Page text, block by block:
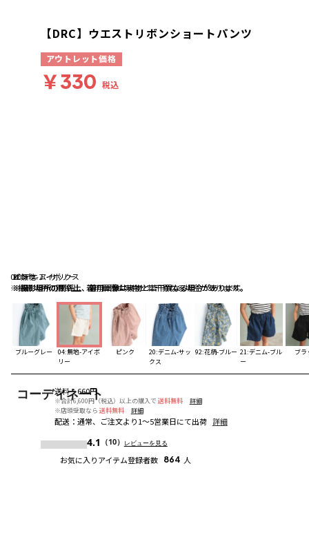
04:無地-アイボリー
※撮影場所の関係上、着用画像は実物と若干異なる場合があります。
ピンク
※撮影場所の関係上、着用画像は実物と若干異なる場合があります。
20:デニム-サックス
※撮影場所の関係上、着用画像は実物と若干異なる場合があります。
ブルーグレー
04:無地-アイボ
リー
ピンク
20:デニム-サッ
クス
92:花柄-ブルー 21:デニム-ブル
ー
ブラ
コーディネート
送料：660円
※合計6,600円（税込）以上の購入で 送料無料
詳細
※店頭受取なら 送料無料 詳細
配送： 通常、ご注文より1～5営業日にて出荷 詳細
4.1 （10） レビューを見る
お気に入りアイテム登録者数 864 人
【DRC】ウエストリボンショートパンツ
アウトレット価格
￥330 税込